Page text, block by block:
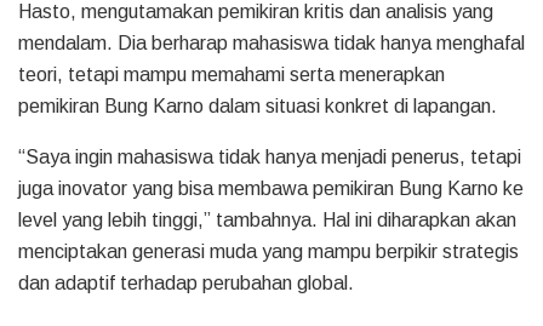
Hasto, mengutamakan pemikiran kritis dan analisis yang
mendalam. Dia berharap mahasiswa tidak hanya menghafal
teori, tetapi mampu memahami serta menerapkan
pemikiran Bung Karno dalam situasi konkret di lapangan.
“Saya ingin mahasiswa tidak hanya menjadi penerus, tetapi
juga inovator yang bisa membawa pemikiran Bung Karno ke
level yang lebih tinggi,” tambahnya. Hal ini diharapkan akan
menciptakan generasi muda yang mampu berpikir strategis
dan adaptif terhadap perubahan global.